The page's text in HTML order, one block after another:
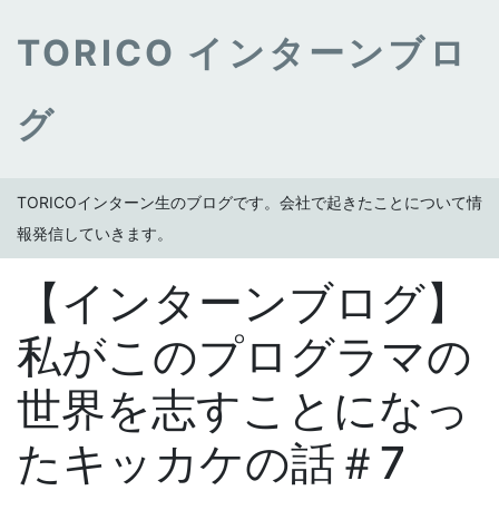
TORICO インターンブロ
グ
TORICOインターン生のブログです。会社で起きたことについて情
報発信していきます。
【インターンブログ】
私がこのプログラマの
世界を志すことになっ
たキッカケの話＃7